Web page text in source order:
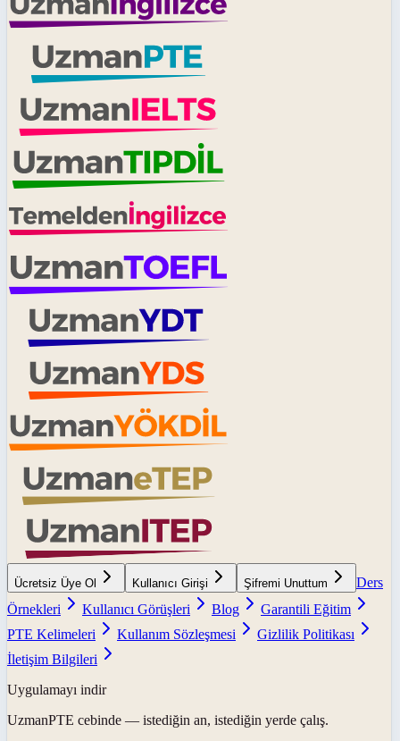
Ücretsiz Üye Ol Kullanıcı Girişi Şifremi Unuttum
Ders
Örnekleri
Kullanıcı Görüşleri Blog
Garantili Eğitim
PTE Kelimeleri
Kullanım Sözleşmesi
Gizlilik Politikası
İletişim Bilgileri
Uygulamayı indir
UzmanPTE cebinde — istediğin an, istediğin yerde çalış.